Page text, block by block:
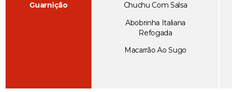
Guarnição
Chuchu Com Salsa
Abobrinha Italiana
Refogada
Macarrão Ao Sugo